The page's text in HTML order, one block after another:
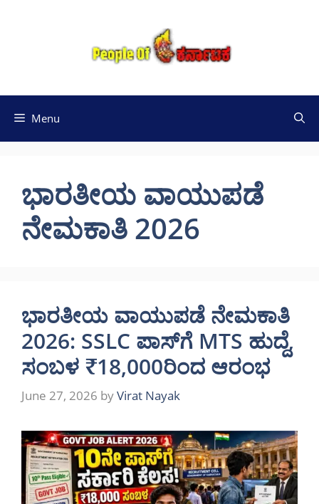
Menu
ಭಾರತೀಯ ವಾಯುಪಡೆ
ನೇಮಕಾತಿ 2026
ಭಾರತೀಯ ವಾಯುಪಡೆ ನೇಮಕಾತಿ
2026: SSLC ಪಾಸ್‌ಗೆ MTS ಹುದ್ದೆ,
ಸಂಬಳ ₹18,000ರಿಂದ ಆರಂಭ
June 27, 2026 byVirat Nayak